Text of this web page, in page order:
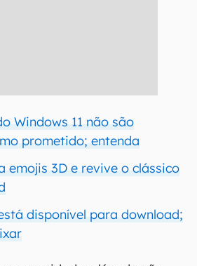
Windows 11 não são
prometido; entenda
emojis 3D e revive o clássico
disponível para download;